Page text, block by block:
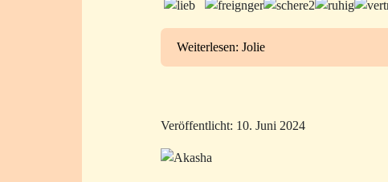
Weiterlesen: Jolie
Veröffentlicht: 10. Juni 2024